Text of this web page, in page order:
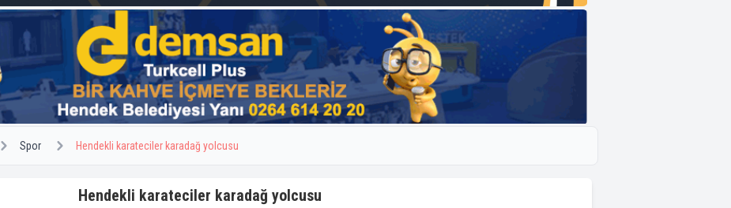
Spor Hendekli karateciler karadağ yolcusu
Hendekli karateciler karadağ yolcusu